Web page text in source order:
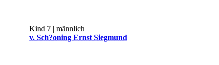
Kind 7 | männlich
v. Sch?oning Ernst Siegmund